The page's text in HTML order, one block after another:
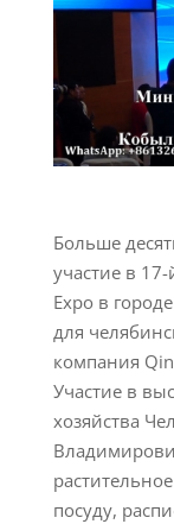
Больше
участие в
Expo в
для
компания
Участие в
хозяйства
посуду,